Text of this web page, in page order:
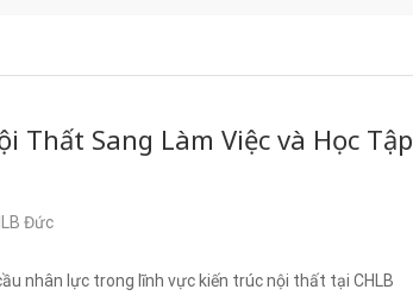
Thất Sang Làm Việc và Học Tập
Đức
nhân lực trong lĩnh vực kiến trúc nội thất tại CHLB